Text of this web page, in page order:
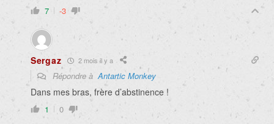
7 -3
Sergaz 2 mois il y a
Répondre àAntartic Monkey
Dans mes bras, frère d’abstinence !
1 0